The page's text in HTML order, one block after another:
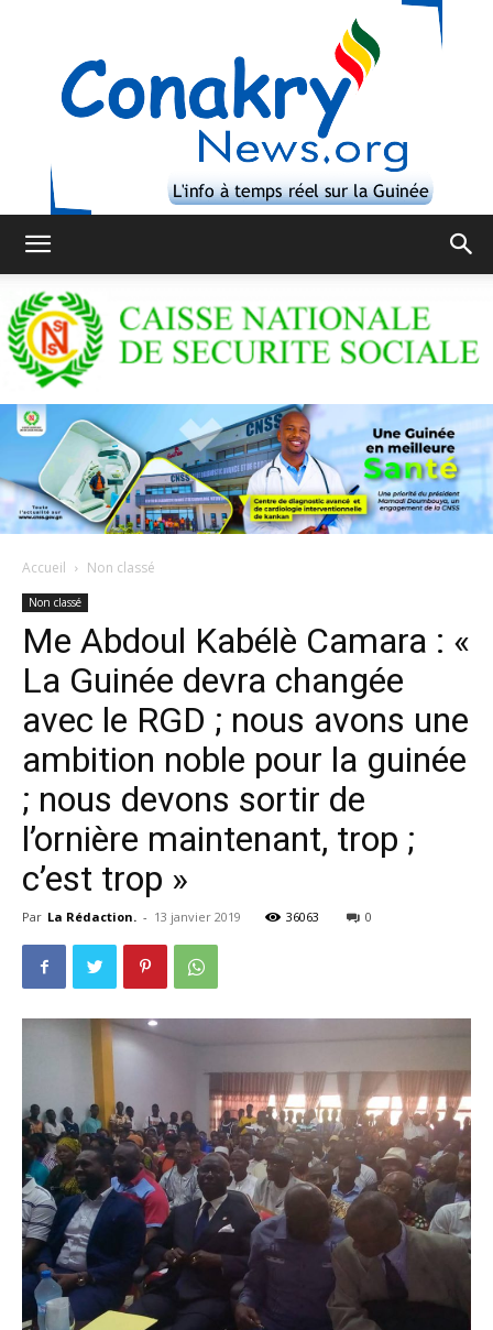
Accueil Non classé
Non classé
Me Abdoul Kabélè Camara : «
La Guinée devra changée
avec le RGD ; nous avons une
ambition noble pour la guinée
; nous devons sortir de
l’ornière maintenant, trop ;
c’est trop »
Par La Rédaction. - 13 janvier 2019 36063 0